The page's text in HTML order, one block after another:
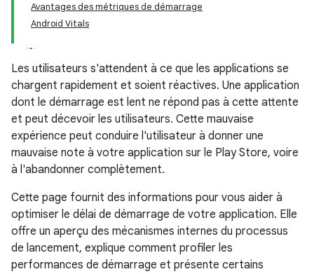
Avantages des métriques de démarrage
Android Vitals
Les utilisateurs s'attendent à ce que les applications se
chargent rapidement et soient réactives. Une application
dont le démarrage est lent ne répond pas à cette attente
et peut décevoir les utilisateurs. Cette mauvaise
expérience peut conduire l'utilisateur à donner une
mauvaise note à votre application sur le Play Store, voire
à l'abandonner complètement.
Cette page fournit des informations pour vous aider à
optimiser le délai de démarrage de votre application. Elle
offre un aperçu des mécanismes internes du processus
de lancement, explique comment profiler les
performances de démarrage et présente certains